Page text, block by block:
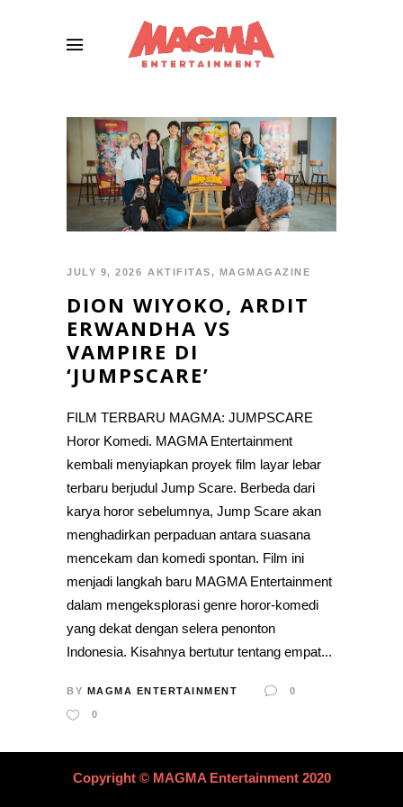
JULY 9, 2026 AKTIFITAS, MAGMAGAZINE
DION WIYOKO, ARDIT
ERWANDHA VS
VAMPIRE DI
‘JUMPSCARE’
FILM TERBARU MAGMA: JUMPSCARE
Horor Komedi. MAGMA Entertainment
kembali menyiapkan proyek film layar lebar
terbaru berjudul Jump Scare. Berbeda dari
karya horor sebelumnya, Jump Scare akan
menghadirkan perpaduan antara suasana
mencekam dan komedi spontan. Film ini
menjadi langkah baru MAGMA Entertainment
dalam mengeksplorasi genre horor-komedi
yang dekat dengan selera penonton
Indonesia. Kisahnya bertutur tentang empat...
BY MAGMA ENTERTAINMENT 0
0
Copyright © MAGMA Entertainment 2020